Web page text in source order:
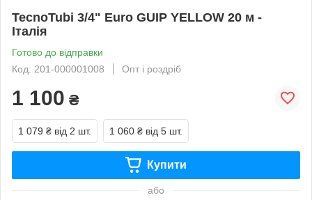
TecnoTubi 3/4" Euro GUIP YELLOW 20 м -
Італія
Готово до відправки
Код: 201-000001008
Опт і роздріб
1 100 ₴
1 079 ₴ від 2 шт. 1 060 ₴ від 5 шт.
Купити
або